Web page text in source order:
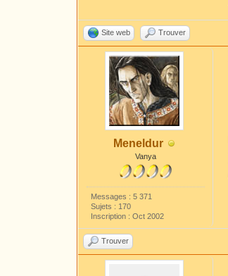
Site web Trouver
Meneldur
Vanya
Messages : 5 371
Sujets : 170
Inscription : Oct 2002
Trouver